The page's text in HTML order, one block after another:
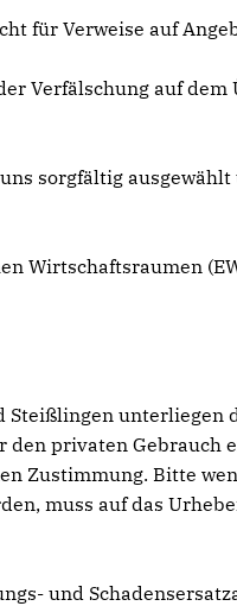
für Verweise auf
Verfälschung auf dem
sorgfältig
Wirtschaftsraumen
unterliegen
privaten Gebrauch
Zustimmung. Bitte
muss auf das
und